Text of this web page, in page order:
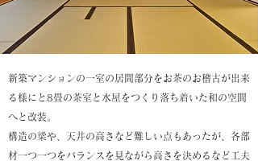
新築マンションの一室の居間部分をお茶のお稽古が出来
る様にと8畳の茶室と水屋をつくり落ち着いた和の空間
へと改装。
構造の梁や、天井の高さなど難しい点もあったが、各部
材一つ一つをバランスを見ながら高さを決めるなど工夫